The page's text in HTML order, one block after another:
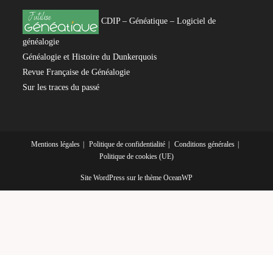
CDIP – Généatique – Logiciel de
généalogie
Généalogie et Histoire du Dunkerquois
Revue Française de Généalogie
Sur les traces du passé
Mentions légales Politique de confidentialité
Conditions générales
Politique de cookies (UE)
Site WordPress sur le thème OceanWP